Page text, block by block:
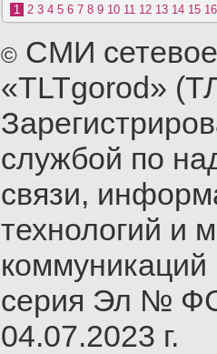
1 2 3 4 5 6 7 8 9 10 11 12 13 14 15 16
© СМИ
«TLTgorod»
службой по
связи,
технологий и
серия Эл №
04.07.2023 г.